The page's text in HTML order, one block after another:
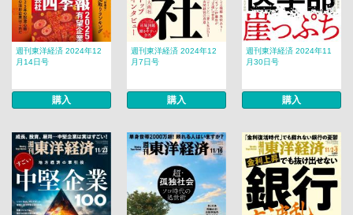
週刊東洋経済 2024年12
月14日号
購入
週刊東洋経済 2024年12
月7日号
購入
週刊東洋経済 2024年11
月30日号
購入